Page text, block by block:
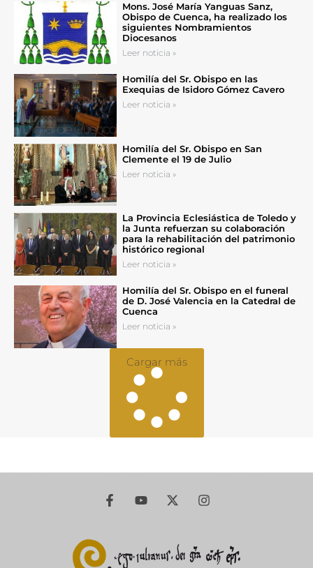
Mons. José María Yanguas Sanz,
Obispo de Cuenca, ha realizado los
siguientes Nombramientos
Diocesanos
Leer noticia »
Homilía del Sr. Obispo en las
Exequias de Isidoro Gómez Cavero
Leer noticia »
Homilía del Sr. Obispo en San
Clemente el 19 de Julio
Leer noticia »
La Provincia Eclesiástica de Toledo y
la Junta refuerzan su colaboración
para la rehabilitación del patrimonio
histórico regional
Leer noticia »
Homilía del Sr. Obispo en el funeral
de D. José Valencia en la Catedral de
Cuenca
Leer noticia »
Cargar más